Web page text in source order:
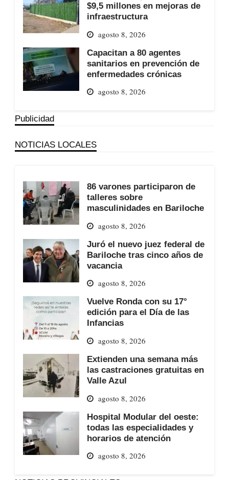
$9,5 millones en mejoras de
infraestructura
agosto 8, 2026
Capacitan a 80 agentes
sanitarios en prevención de
enfermedades crónicas
agosto 8, 2026
Publicidad
NOTICIAS LOCALES
86 varones participaron de
talleres sobre
masculinidades en Bariloche
agosto 8, 2026
Juró el nuevo juez federal de
Bariloche tras cinco años de
vacancia
agosto 8, 2026
Vuelve Ronda con su 17°
edición para el Día de las
Infancias
agosto 8, 2026
Extienden una semana más
las castraciones gratuitas en
Valle Azul
agosto 8, 2026
Hospital Modular del oeste:
todas las especialidades y
horarios de atención
agosto 8, 2026